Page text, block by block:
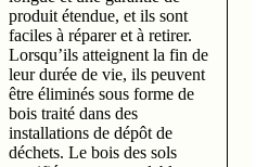
produit étendue, et ils sont
faciles à réparer et à retirer.
Lorsqu’ils atteignent la fin de
leur durée de vie, ils peuvent
être éliminés sous forme de
bois traité dans des
installations de dépôt de
déchets. Le bois des sols